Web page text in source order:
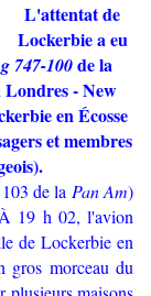
L'attentat de
Lockerbie a eu
747-100de la
- New
en Écosse
et membres
de la Pan Am)
19 h 02, l'avion
de Lockerbie en
gros morceau du